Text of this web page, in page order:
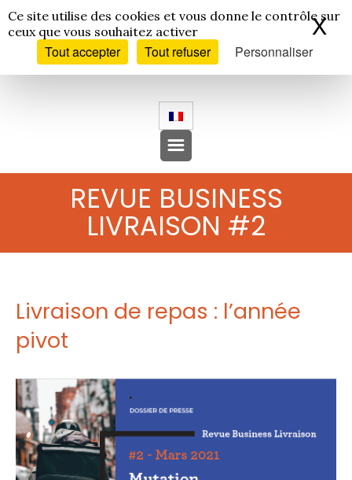
Panneau de gestion des cookies
Ce site utilise des cookies et vous donne le contrôle sur
ceux que vous souhaitez activer
Tout accepter Tout refuser Personnaliser
X
REVUE BUSINESS
LIVRAISON #2
Livraison de repas : l’année
pivot